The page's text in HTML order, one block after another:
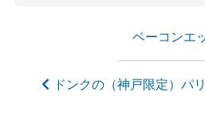
ベーコンエ
ドンクの（神戸限定）パ